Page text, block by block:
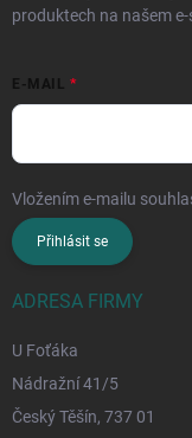
produktech na našem
E-MAIL
Vložením e-mailu
Přihlásit se
ADRESA FIRMY
U Foťáka
Nádražní 41/5
Český Těšín, 737 01